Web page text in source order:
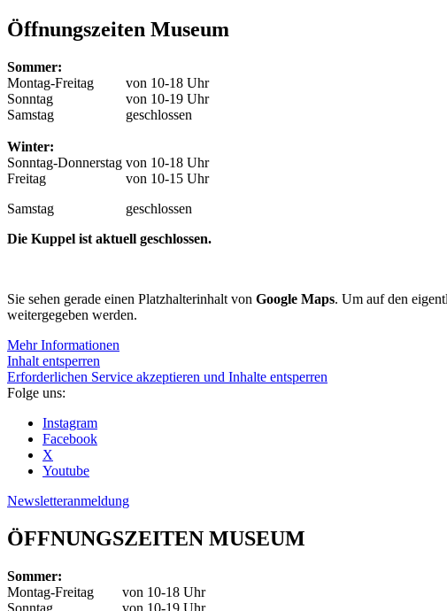
Öffnungszeiten Museum
Sommer:
Montag-Freitag
von 10-18 Uhr
Sonntag
von 10-19 Uhr
Samstag
geschlossen
Winter:
Sonntag-Donnerstag von 10-18 Uhr
Freitag
von 10-15 Uhr
Samstag
geschlossen
Die Kuppel ist aktuell geschlossen.
Sie sehen gerade einen Platzhalterinhalt von Google Maps. Um auf den
weitergegeben werden.
Mehr Informationen
Inhalt entsperren
Erforderlichen Service akzeptieren und Inhalte entsperren
Folge uns:
Instagram
Facebook
X
Youtube
Newsletteranmeldung
ÖFFNUNGSZEITEN MUSEUM
Sommer:
Montag-Freitag
von 10-18 Uhr
Sonntag
von 10-19 Uhr